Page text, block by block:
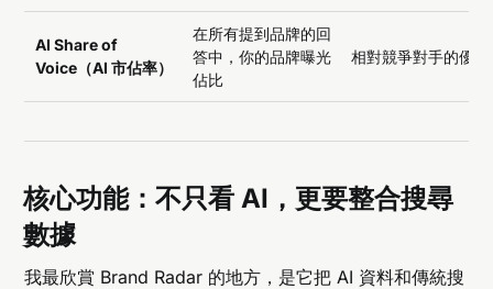
AI Share of
Voice（AI 市佔率）
在所有提到品牌的回
答中，你的品牌曝光
佔比
相對競爭對手的優勢
核心功能：不只看 AI，更要整合搜尋
數據
我最欣賞 Brand Radar 的地方，是它把 AI 資料和傳統搜